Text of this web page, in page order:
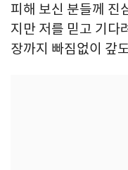
피해 보신 분들께 진
지만 저를 믿고 기다
장까지 빠짐없이 갚